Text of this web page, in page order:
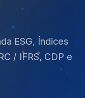
9001, ISO
de